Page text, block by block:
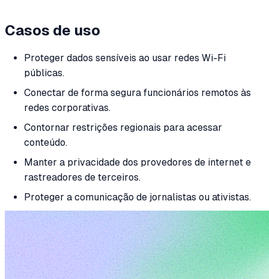
Casos de uso
Proteger dados sensíveis ao usar redes Wi-Fi
públicas.
Conectar de forma segura funcionários remotos às
redes corporativas.
Contornar restrições regionais para acessar
conteúdo.
Manter a privacidade dos provedores de internet e
rastreadores de terceiros.
Proteger a comunicação de jornalistas ou ativistas.